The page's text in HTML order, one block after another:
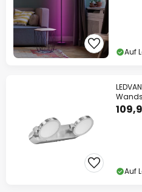
Auf
Auf